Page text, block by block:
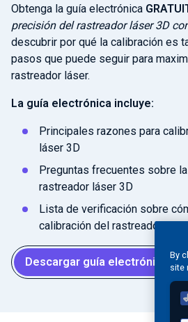
Obtenga la guía electrónica
precisión del rastreador láser 3D
descubrir por qué la calibración es
pasos que puede seguir para
rastreador láser.
La guía electrónica incluye:
Principales razones para
láser 3D
Preguntas frecuentes sobre
rastreador láser 3D
Lista de verificación sobre
calibración del rastreador
Descargar guía electrónica
By
site